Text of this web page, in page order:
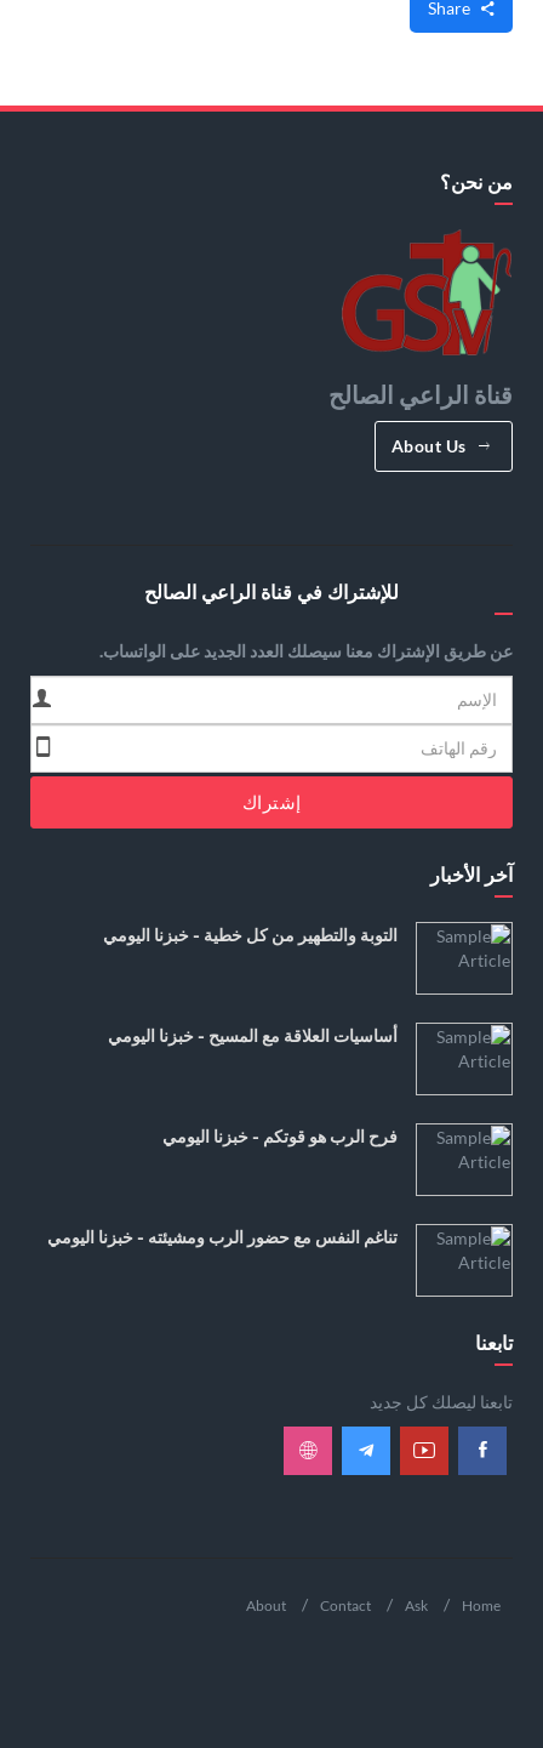
من نحن؟
قناة الراعي الصالح
About Us
للإشتراك في قناة الراعي الصالح
عن طريق الإشتراك معنا سيصلك العدد الجديد على الواتساب.
إشتراك
آخر الأخبار
التوبة والتطهير من كل خطية - خبزنا اليومي
أساسيات العلاقة مع المسيح - خبزنا اليومي
فرح الرب هو قوتكم - خبزنا اليومي
تناغم النفس مع حضور الرب ومشيئته - خبزنا اليومي
تابعنا
تابعنا ليصلك كل جديد
Home
Ask
Contact
About